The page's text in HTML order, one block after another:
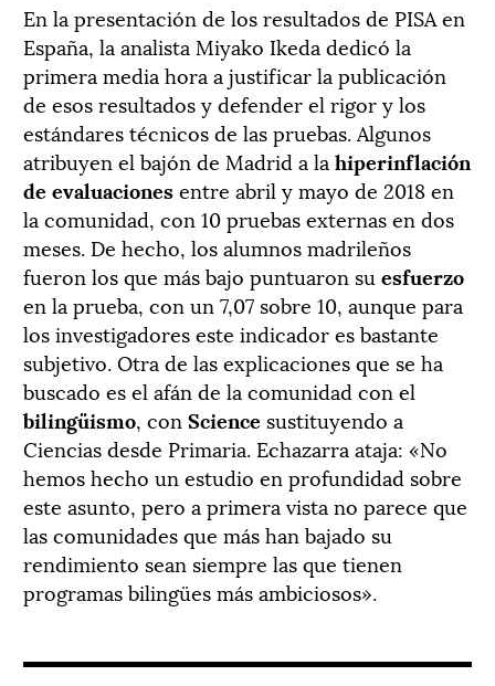
En la presentación de los resultados de PISA en
España, la analista Miyako Ikeda dedicó la
primera media hora a justificar la publicación
de esos resultados y defender el rigor y los
estándares técnicos de las pruebas. Algunos
atribuyen el bajón de Madrid a la hiperinflación
de evaluacionesentre abril y mayo de 2018 en
la comunidad, con 10 pruebas externas en dos
meses. De hecho, los alumnos madrileños
fueron los que más bajo puntuaron su esfuerzo
en la prueba, con un 7,07 sobre 10, aunque para
los investigadores este indicador es bastante
subjetivo. Otra de las explicaciones que se ha
buscado es el afán de la comunidad con el
bilingüismo, con Science sustituyendo a
Ciencias desde Primaria. Echazarra ataja: «No
hemos hecho un estudio en profundidad sobre
este asunto, pero a primera vista no parece que
las comunidades que más han bajado su
rendimiento sean siempre las que tienen
programasbilingüesmás ambiciosos».